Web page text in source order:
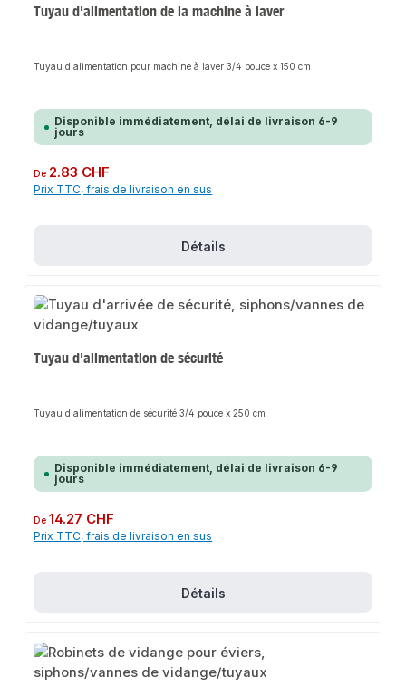
Tuyau d'alimentation de la machine à laver
Tuyau d'alimentation pour machine à laver 3/4 pouce x 150 cm
Disponible immédiatement, délai de livraison 6-9
jours
Prix régulier :
De 2.83 CHF
Prix TTC, frais de livraison en sus
Détails
Tuyau d'alimentation de sécurité
Tuyau d'alimentation de sécurité 3/4 pouce x 250 cm
Disponible immédiatement, délai de livraison 6-9
jours
Prix régulier :
De14.27 CHF
Prix TTC, frais de livraison en sus
Détails